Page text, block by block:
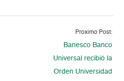
Proximo Post:
Banesco Banco
Universal recibió la
Orden Universidad